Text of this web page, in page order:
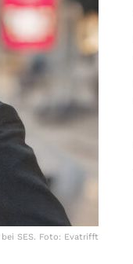
SES. Foto: Evatrifft